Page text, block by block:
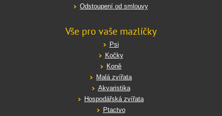
Odstoupení od smlouvy
Vše pro vaše mazlíčky
Psi
Kočky
Koně
Malá zvířata
Akvaristika
Hospodářská zvířata
Ptactvo